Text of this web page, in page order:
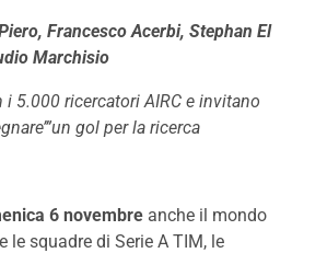
Francesco Acerbi, Stephan El
Marchisio
5.000 ricercatori AIRC e invitano
gol per la ricerca
6 novembre anche il mondo
le squadre di Serie A TIM, le